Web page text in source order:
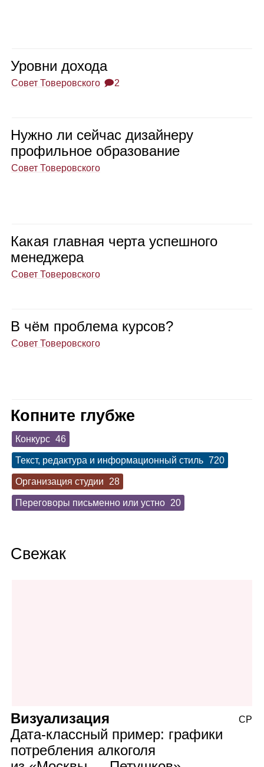
Уровни дохода
Совет Товеровского 🗩2
Нужно ли сей­час дизай­неру
про­филь­ное обра­зо­ва­ние
Совет Товеровского
Какая глав­ная черта успеш­ного
мене­джера
Совет Товеровского
В чём про­блема кур­сов?
Совет Товеровского
Копните глубже
Конкурс 46
Текст, редактура и информационный стиль 720
Организация студии 28
Переговоры письменно или устно 20
Свежак
Визуализация
Дата‑классный пример: графики
потребления алкоголя
СР